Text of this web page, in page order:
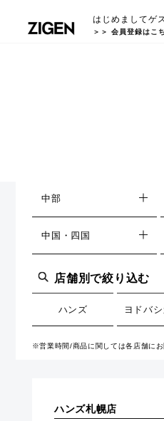
はじめましてゲ
＞＞ 会員登録はこ
中部
中国・四国
店舗別で絞り込む
ハンズ ヨドバ
※営業時間/商品に関しては各店舗に
ハンズ札幌店